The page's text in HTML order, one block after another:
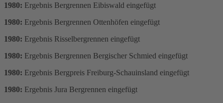
1980: Ergebnis Bergrennen Eibiswald eingefügt
1980: Ergebnis Bergrennen Ottenhöfen eingefügt
1980: Ergebnis Risselbergrennen eingefügt
1980: Ergebnis Bergrennen Bergischer Schmied eingefügt
1980: Ergebnis Bergpreis Freiburg-Schauinsland eingefügt
1980: Ergebnis Jura Bergrennen eingefügt